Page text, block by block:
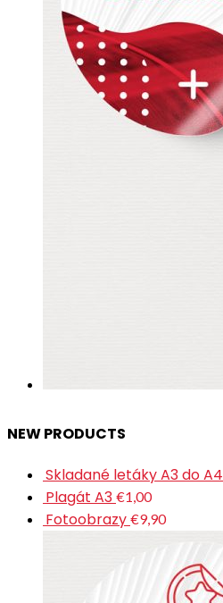
NEW PRODUCTS
Skladané letáky A3 do A4
Plagát A3 €1,00
Fotoobrazy €9,90